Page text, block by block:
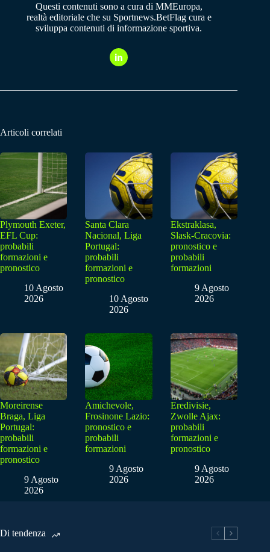
Questi contenuti sono a cura di MMEuropa,
realtà editoriale che su Sportnews.BetFlag cura e
sviluppa contenuti di informazione sportiva.
Articoli correlati
Plymouth Exeter,
EFL Cup:
probabili
formazioni e
pronostico
10 Agosto
2026
Santa Clara
Nacional, Liga
Portugal:
probabili
formazioni e
pronostico
10 Agosto
2026
Ekstraklasa,
Slask-Cracovia:
pronostico e
probabili
formazioni
9 Agosto
2026
Moreirense
Braga, Liga
Portugal:
probabili
formazioni e
pronostico
9 Agosto
2026
Amichevole,
Frosinone Lazio:
pronostico e
probabili
formazioni
9 Agosto
2026
Eredivisie,
Zwolle Ajax:
probabili
formazioni e
pronostico
9 Agosto
2026
Di tendenza